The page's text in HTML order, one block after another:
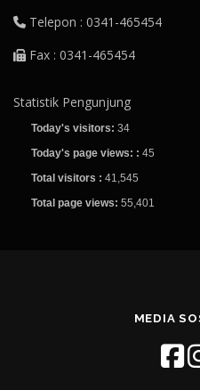
Telepon : 0341-465454
Fax : 0341-465454
Statistik Pengunjung
Today's visitors: 34
Today's page views: : 45
Total visitors : 41,545
Total page views: 55,401
MEDIA